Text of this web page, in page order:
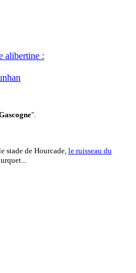
alibertine :
".
stade de Hourcade, le ruisseau du